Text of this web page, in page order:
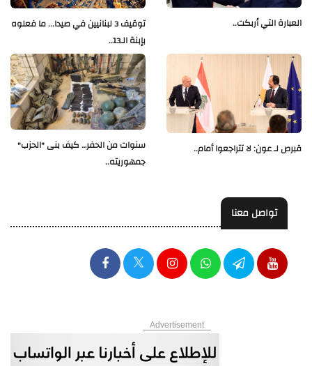
توقيف 3 لبنانيين في صيدا... ما فعلوه
بإبنة الـ13..
العبارة التي أربكت..
سنوات من الحفر… كيف بنى "الحزب"
جمهوريته..
قبرص لـ عون: لا تتراجعوا أمام..
تواصل معنا
Advertisement